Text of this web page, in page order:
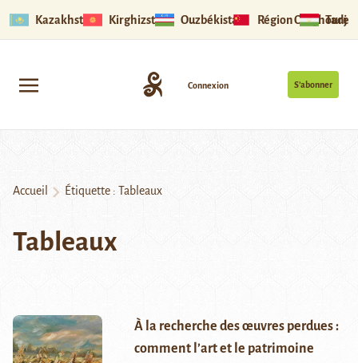
Kazakhstan Kirghizstan Ouzbékistan Région Ouïghoure
S’abonner
Connexion
Accueil Étiquette : Tableaux
Tableaux
À la recherche des œuvres perdues :
comment l’art et le patrimoine